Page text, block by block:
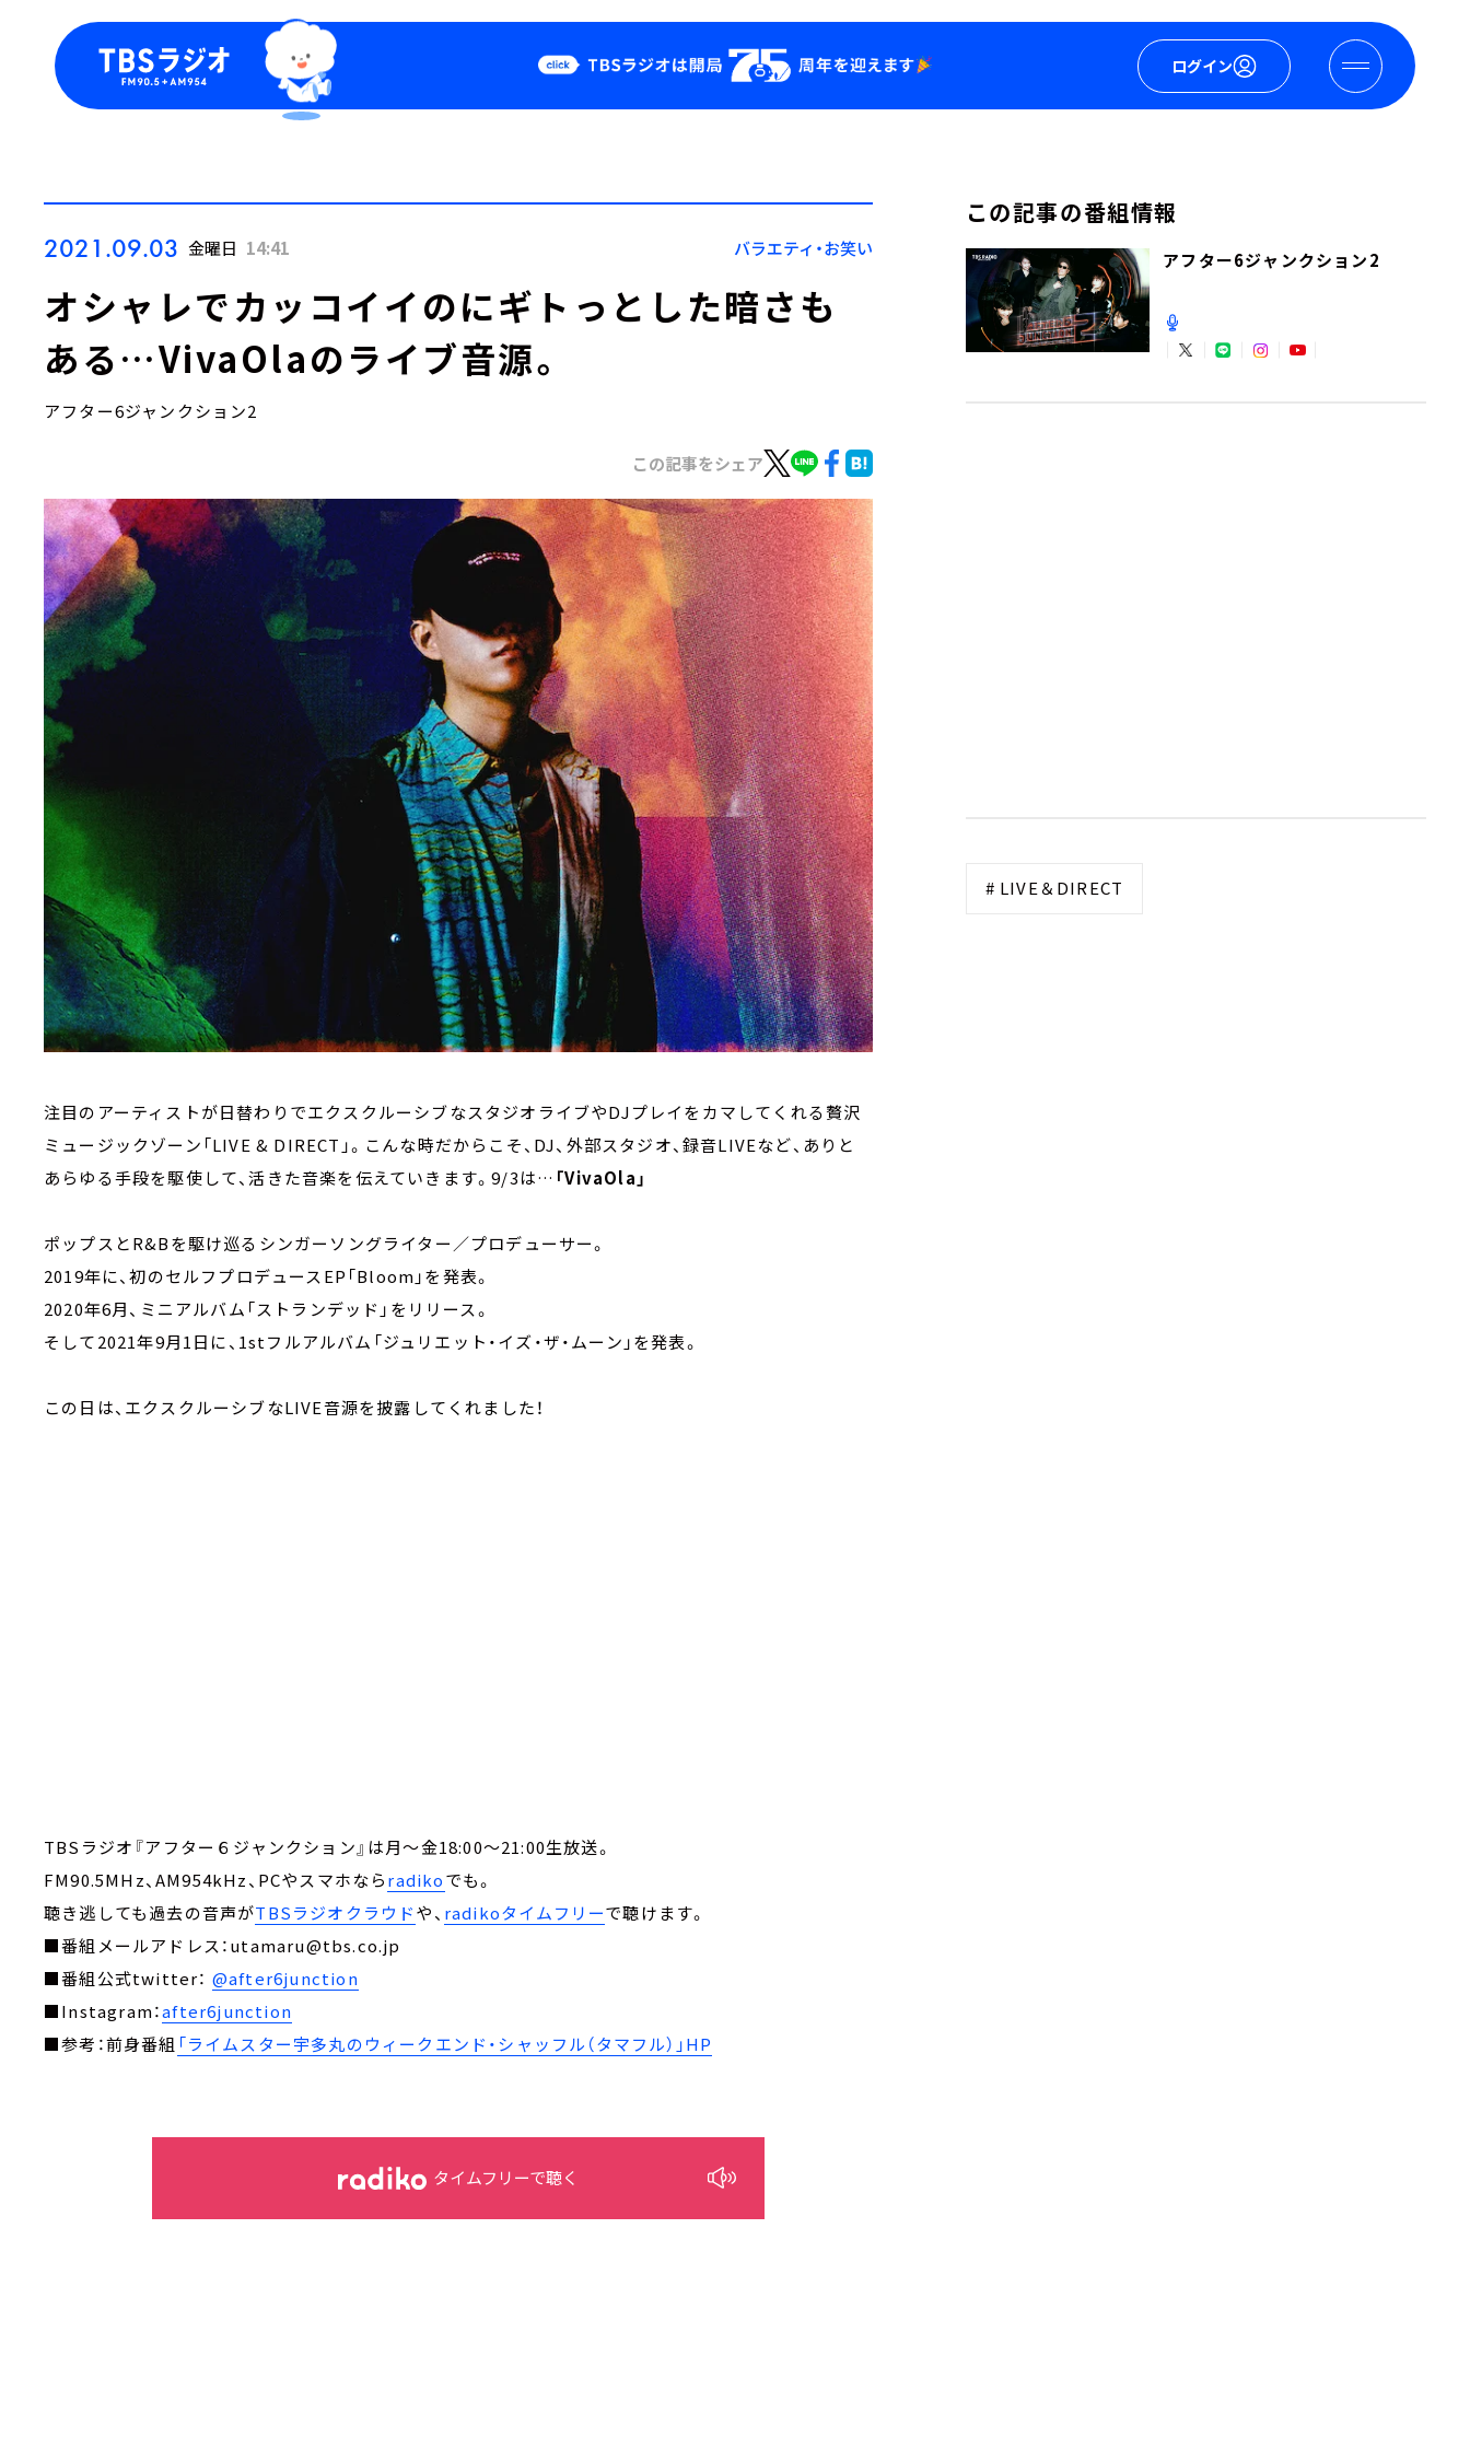
ログイン
Podcast
YouTube
会社情報
2021.09.03 金曜日 14:41 バラエティ・お笑い
オシャレでカッコイイのにギトっとした暗さも
ある…VivaOlaのライブ音源。
アフター6ジャンクション2
この記事をシェア
注目のアーティストが日替わりでエクスクルーシブなスタジオライブやDJプレイをカマしてくれる贅沢
ミュージックゾーン「LIVE & DIRECT」。こんな時だからこそ、DJ、外部スタジオ、録音LIVEなど、ありと
あらゆる手段を駆使して、活きた音楽を伝えていきます。9/3は… 「VivaOla」
ポップスとR&Bを駆け巡るシンガーソングライター／プロデューサー。
2019年に、初のセルフプロデュースEP「Bloom」を発表。
2020年6月、ミニアルバム「ストランデッド」をリリース。
そして2021年9月1日に、1stフルアルバム「ジュリエット・イズ・ザ・ムーン」を発表。
この日は、エクスクルーシブなLIVE音源を披露してくれました！
TBSラジオ『アフター６ジャンクション』は月～金18:00～21:00生放送。
FM90.5MHz、AM954kHz、PCやスマホならradikoでも。
聴き逃しても過去の音声がTBSラジオクラウドや、 radikoタイムフリーで聴けます。
■番組メールアドレス：utamaru@tbs.co.jp
■番組公式twitter： @after6junction
■Instagram：after6junction
■参考：前身番組 「ライムスター宇多丸のウィークエンド・シャッフル（タマフル）」HP
タイムフリーで聴く
この記事の番組情報
アフター6ジャンクション2
# LIVE＆DIRECT